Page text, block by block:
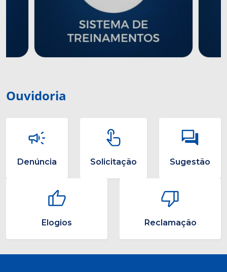
Ouvidoria
Denúncia Solicitação Sugestão
Elogios Reclamação